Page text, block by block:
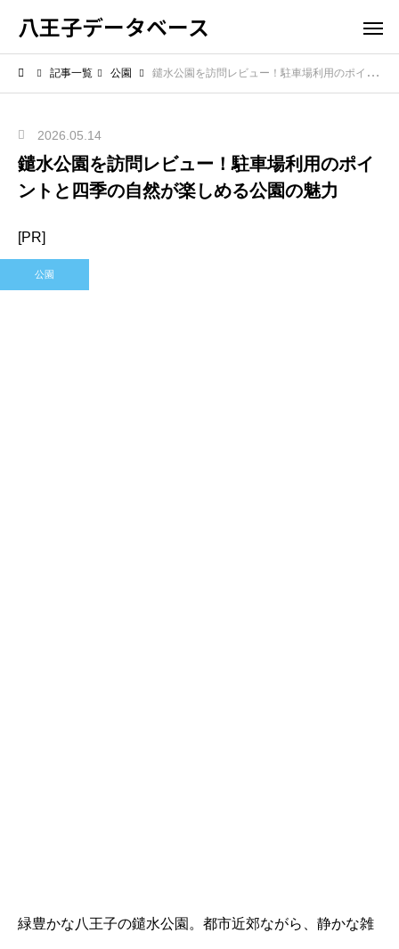
八王子データベース
記事一覧 公園 鑓水公園を訪問レビュー！駐車場利用のポイントと四季の自然が楽しめる公園の魅力
2026.05.14
鑓水公園を訪問レビュー！駐車場利用のポイ
ントと四季の自然が楽しめる公園の魅力
[PR]
公園
緑豊かな八王子の鑓水公園。都市近郊ながら、静かな雑